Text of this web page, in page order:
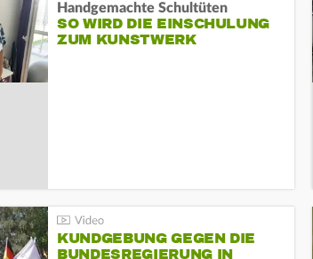
Handgemachte Schultüten
SO WIRD DIE EINSCHULUNG
ZUM KUNSTWERK
KUNDGEBUNG GEGEN DIE
BUNDESREGIERUNG IN